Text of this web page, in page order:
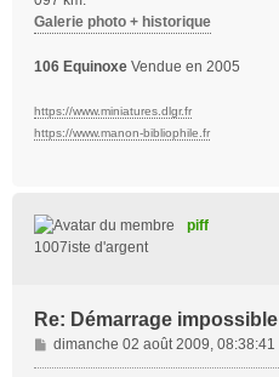
Galerie photo + historique
106 Equinoxe Vendue en 2005
https://www.miniatures.dlgr.fr
https://www.manon-bibliophile.fr
piff
1007iste d'argent
Re: Démarrage impossible
M
e
dimanche 02 août 2009, 08:38:41